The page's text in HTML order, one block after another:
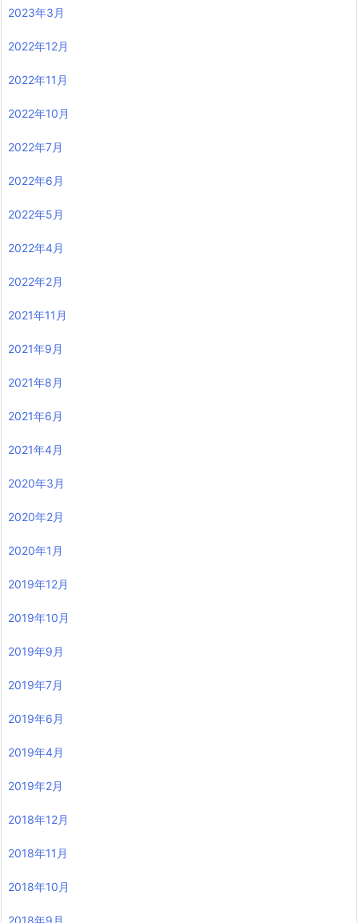
2023年3月
2022年12月
2022年11月
2022年10月
2022年7月
2022年6月
2022年5月
2022年4月
2022年2月
2021年11月
2021年9月
2021年8月
2021年6月
2021年4月
2020年3月
2020年2月
2020年1月
2019年12月
2019年10月
2019年9月
2019年7月
2019年6月
2019年4月
2019年2月
2018年12月
2018年11月
2018年10月
2018年9月